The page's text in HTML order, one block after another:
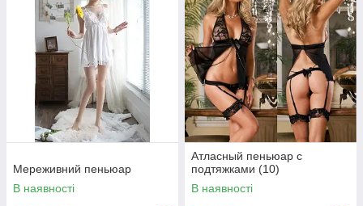
Мереживний пеньюар
В наявності
Атласный пеньюар с
подтяжками (10)
В наявності